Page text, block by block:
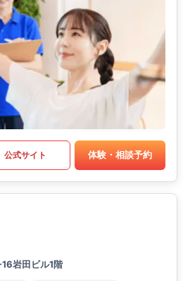
公式サイト 体験・相談予約
岩田ビル1階